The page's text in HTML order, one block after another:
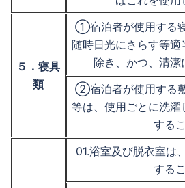
５．寝具
類
①宿泊者が使用する寝
随時日光にさらす等
除き、かつ、清潔
②宿泊者が使用する
等は、使用ごとに洗
するこ
01.浴室及び脱衣室は
するこ